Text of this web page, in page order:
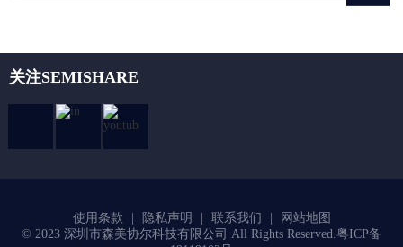
关注SEMISHARE
使用条款 隐私声明 联系我们
网站地图
© 2023 深圳市森美协尔科技有限公司 All Rights Reserved. 粤ICP备